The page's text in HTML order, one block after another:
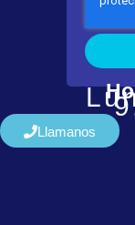
Llamanos